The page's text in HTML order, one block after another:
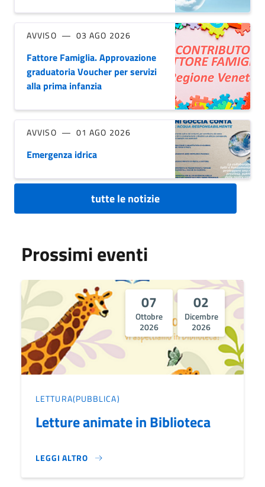
AVVISO 03 AGO 2026
Fattore Famiglia. Approvazione
graduatoria Voucher per servizi
alla prima infanzia
AVVISO 01 AGO 2026
Emergenza idrica
tutte le notizie
Prossimi eventi
07
Ottobre
2026
02
Dicembre
2026
LETTURA(PUBBLICA)
Letture animate in Biblioteca
LEGGI ALTRO
LETTURE ANIMATE IN BIBLIOTECA}